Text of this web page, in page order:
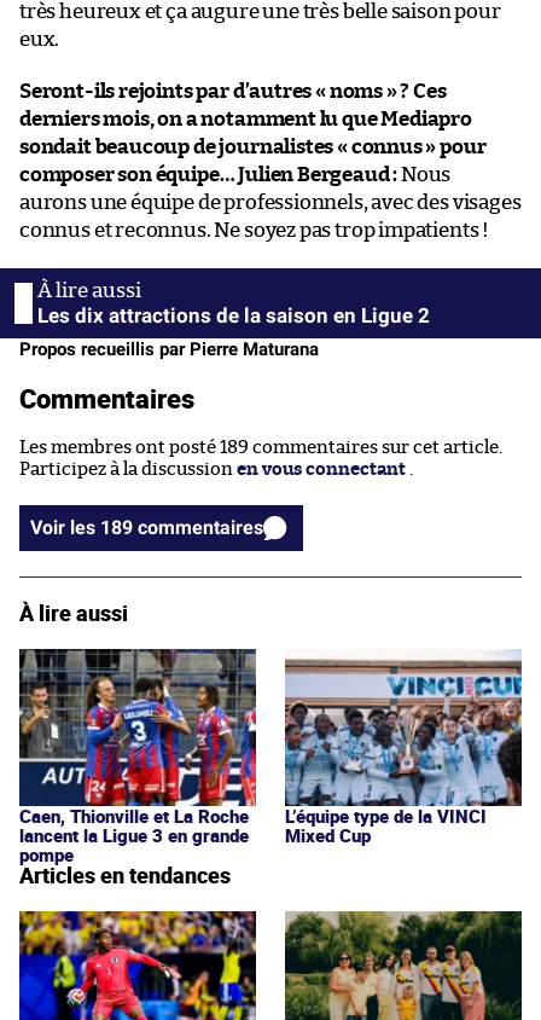
très heureux et ça augure une très belle saison pour
eux.
Seront-ils rejoints par d’autres « noms » ? Ces
derniers mois, on a notamment lu que Mediapro
sondait beaucoup de journalistes « connus » pour
composer son équipe…Julien Bergeaud :Nous
aurons une équipe de professionnels, avec des visages
connus et reconnus. Ne soyez pas trop impatients !
Les dix attractions de la saison en Ligue 2
Propos recueillis par Pierre Maturana
Commentaires
Les membres ont posté 189 commentaires sur cet article.
Participez à la discussion en vous connectant .
Voir les 189 commentaires
À lire aussi
Caen, Thionville et La Roche
lancent la Ligue 3 en grande
pompe
L’équipe type de la VINCI
Mixed Cup
Articles en tendances